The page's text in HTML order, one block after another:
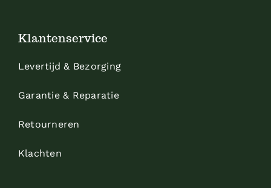
Klantenservice
Levertijd & Bezorging
Garantie & Reparatie
Retourneren
Klachten